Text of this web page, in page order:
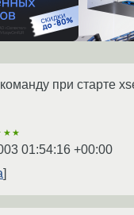
при старте
01:54:16 +00:00